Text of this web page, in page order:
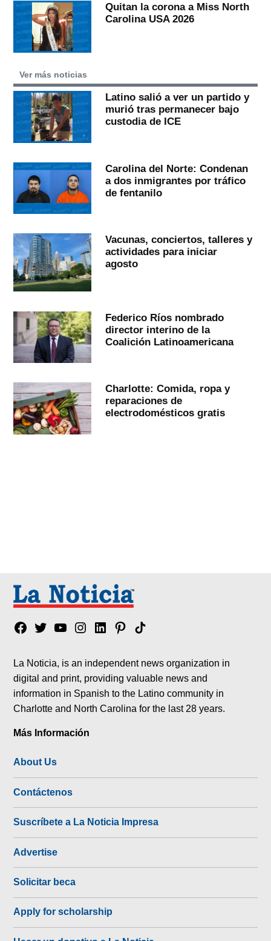
Quitan la corona a Miss North
Carolina USA 2026
Ver más noticias
Latino salió a ver un partido y
murió tras permanecer bajo
custodia de ICE
Carolina del Norte: Condenan
a dos inmigrantes por tráfico
de fentanilo
Vacunas, conciertos, talleres y
actividades para iniciar
agosto
Federico Ríos nombrado
director interino de la
Coalición Latinoamericana
Charlotte: Comida, ropa y
reparaciones de
electrodomésticos gratis
Facebook
TwitterYouTubeInstagram
LinkedinPinterest
Tik
La Noticia, is an independent news organization in
digital and print, providing valuable news and
information in Spanish to the Latino community in
Charlotte and North Carolina for the last 28 years.
Más Información
About Us
Contáctenos
Suscríbete a La Noticia Impresa
Advertise
Solicitar beca
Apply for scholarship